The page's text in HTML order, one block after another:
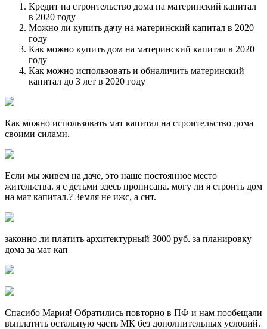
Кредит на строительство дома на материнский капитал
в 2020 году
Можно ли купить дачу на материнский капитал в 2020
году
Как можно купить дом на материнский капитал в 2020
году
Как можно использовать и обналичить материнский
капитал до 3 лет в 2020 году
Как можно использовать мат капитал на строительство дома
своими силами.
Если мы живем на даче, это наше постоянное место
жительства. я с детьми здесь прописана. могу ли я строить дом
на мат капитал.? Земля не ижс, а снт.
законно ли платить архитектурный 3000 руб. за планировку
дома за мат кап
Спасибо Мария! Обратились повторно в ПФ и нам пообещали
выплатить остальную часть МК без дополнительных условий.